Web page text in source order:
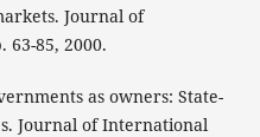
Journal of
85, 2000.
as owners: State-
Journal of International